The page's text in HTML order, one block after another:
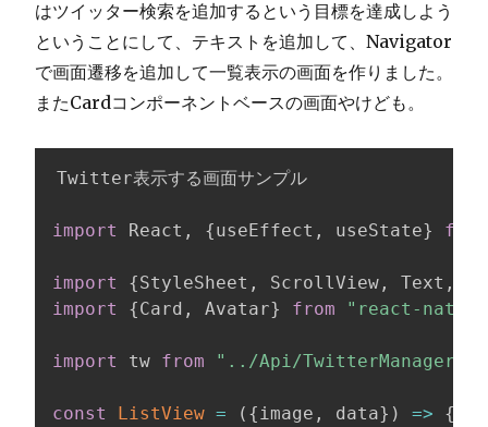
はツイッター検索を追加するという目標を達成しよう
ということにして、テキストを追加して、Navigator
で画面遷移を追加して一覧表示の画面を作りました。
またCardコンポーネントベースの画面やけども。
Twitter表示する画面サンプル
import React , {useEffect , useState} from
import {StyleSheet , ScrollView , Text ,
import
{Card , Avatar} from "react-
import tw from "../Api/TwitterManager"
const ListView = ( { image , data} ) =>
{